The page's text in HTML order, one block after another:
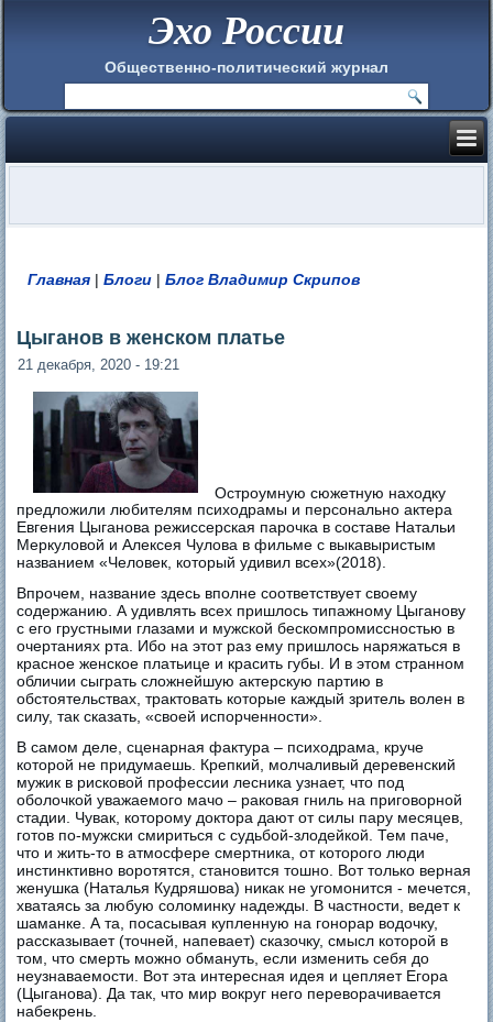
Эхо России
Общественно-политический журнал
Вы здесь
Главная |Блоги |Блог Владимир Скрипов
Цыганов в женском платье
21 декабря, 2020 - 19:21
Остроумную сюжетную находку
предложили любителям психодрамы и персонально актера
Евгения Цыганова режиссерская парочка в составе Натальи
Меркуловой и Алексея Чулова в фильме с выкавыристым
названием «Человек, который удивил всех»(2018).
Впрочем, название здесь вполне соответствует своему
содержанию. А удивлять всех пришлось типажному Цыганову
с его грустными глазами и мужской бескомпромиссностью в
очертаниях рта. Ибо на этот раз ему пришлось наряжаться в
красное женское платьице и красить губы. И в этом странном
обличии сыграть сложнейшую актерскую партию в
обстоятельствах, трактовать которые каждый зритель волен в
силу, так сказать, «своей испорченности».
В самом деле, сценарная фактура – психодрама, круче
которой не придумаешь. Крепкий, молчаливый деревенский
мужик в рисковой профессии лесника узнает, что под
оболочкой уважаемого мачо – раковая гниль на приговорной
стадии. Чувак, которому доктора дают от силы пару месяцев,
готов по-мужски смириться с судьбой-злодейкой. Тем паче,
что и жить-то в атмосфере смертника, от которого люди
инстинктивно воротятся, становится тошно. Вот только верная
женушка (Наталья Кудряшова) никак не угомонится - мечется,
хватаясь за любую соломинку надежды. В частности, ведет к
шаманке. А та, посасывая купленную на гонорар водочку,
рассказывает (точней, напевает) сказочку, смысл которой в
том, что смерть можно обмануть, если изменить себя до
неузнаваемости. Вот эта интересная идея и цепляет Егора
(Цыганова). Да так, что мир вокруг него переворачивается
набекрень.